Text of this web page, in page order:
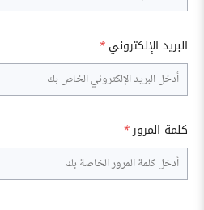
البريد الإلكتروني *
كلمة المرور*